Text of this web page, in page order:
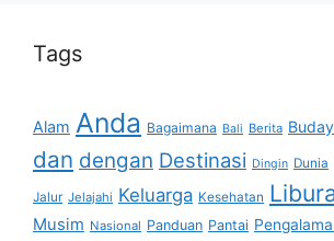
Tags
Alam Anda Bagaimana Bali Berita
dan dengan Destinasi Dingin Dunia
Jalur Jelajahi Keluarga Kesehatan
Musim Nasional Panduan Pantai